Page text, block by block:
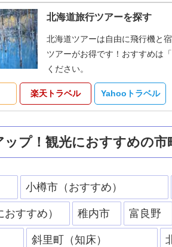
北海道旅行ツアーを探す
北海道ツアーは自由に飛行機と
ツアーがお得です！おすすめは
ください。
楽天トラベル Yahooトラベル
ップ！観光におすすめの市
小樽市（おすすめ）
すすめ） 稚内市 富良野
斜里町（知床）